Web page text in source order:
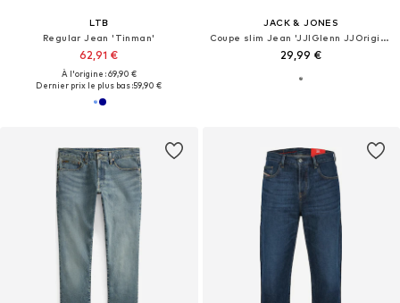
LTB
Regular Jean 'Tinman'
62,91 €
À l'origine : 69,90 €
Dernier prix le plus bas :59,90 €
JACK & JONES
Coupe slim Jean 'JJIGlenn JJOriginal'
29,99 €